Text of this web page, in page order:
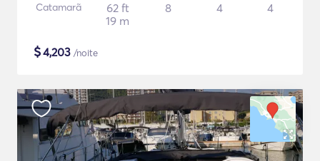
Catamarã
62 ft
19 m
8 4 4
$4,203 /noite